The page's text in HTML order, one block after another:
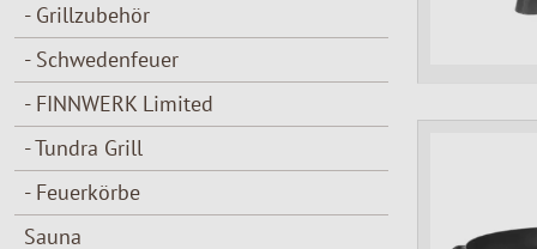
Feuerschalen &
Bekleidung
- Grillzubehör
- Schwedenfeuer
- FINNWERK Limited
- Tundra Grill
- Feuerkörbe
Sauna